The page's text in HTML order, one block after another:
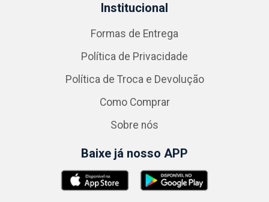
Institucional
Formas de Entrega
Política de Privacidade
Política de Troca e Devolução
Como Comprar
Sobre nós
Baixe já nosso APP